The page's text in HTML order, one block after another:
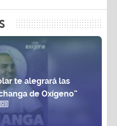
te alegrará las
de Oxígeno”